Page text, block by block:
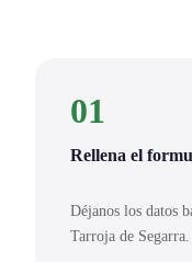
01
Rellena el
Déjanos los datos
Tarroja de Segarra.